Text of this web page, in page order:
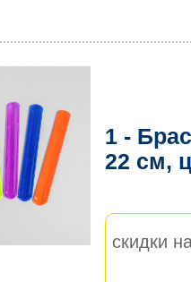
1 -
22 см,
скидки